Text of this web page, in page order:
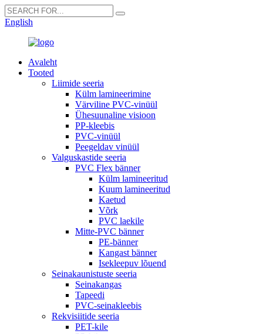
English
Avaleht
Tooted
Liimide seeria
Külm lamineerimine
Värviline PVC-vinüül
Ühesuunaline visioon
PP-kleebis
PVC-vinüül
Peegeldav vinüül
Valguskastide seeria
PVC Flex bänner
Külm lamineeritud
Kuum lamineeritud
Kaetud
Võrk
PVC laekile
Mitte-PVC bänner
PE-bänner
Kangast bänner
Isekleepuv lõuend
Seinakaunistuste seeria
Seinakangas
Tapeedi
PVC-seinakleebis
Rekvisiitide seeria
PET-kile